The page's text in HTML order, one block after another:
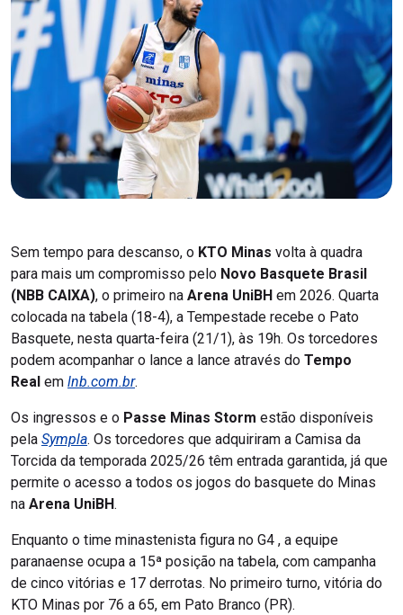
Sem tempo para descanso, o KTO Minas volta à quadra
para mais um compromisso pelo Novo Basquete Brasil
(NBB CAIXA), o primeiro na Arena UniBH em 2026. Quarta
colocada na tabela (18-4), a Tempestade recebe o Pato
Basquete, nesta quarta-feira (21/1), às 19h. Os torcedores
podem acompanhar o lance a lance através do Tempo
Real em lnb.com.br.
Os ingressos e o Passe Minas Storm estão disponíveis
pela Sympla. Os torcedores que adquiriram a Camisa da
Torcida da temporada 2025/26 têm entrada garantida, já que
permite o acesso a todos os jogos do basquete do Minas
na Arena UniBH.
Enquanto o time minastenista figura no G4 , a equipe
paranaense ocupa a 15ª posição na tabela, com campanha
de cinco vitórias e 17 derrotas. No primeiro turno, vitória do
KTO Minas por 76 a 65, em Pato Branco (PR).